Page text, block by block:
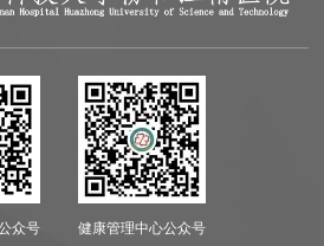
众号 健康管理中心公众号